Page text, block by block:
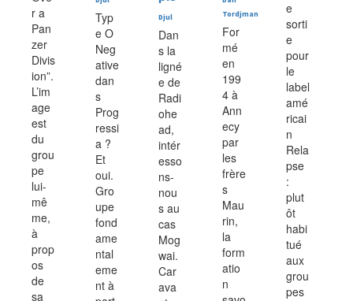
r a
Pan
zer
Divis
ion”.
L’im
age
est
du
grou
pe
lui-
mê
me,
à
prop
os
de
sa
Typ
e O
Neg
ative
dan
s
Prog
ressi
a ?
Et
oui.
Gro
upe
fond
ame
ntal
eme
nt à
Djul
Dan
s la
ligné
e de
Radi
ohe
ad,
intér
esso
ns-
nou
s au
cas
Mog
wai.
Car
ava
Tordjman
For
mé
en
199
4 à
Ann
ecy
par
les
frère
s
Mau
rin,
la
form
atio
n
e
sorti
e
pour
le
label
amé
ricai
n
Rela
pse
:
plut
ôt
habi
tué
aux
grou
pes